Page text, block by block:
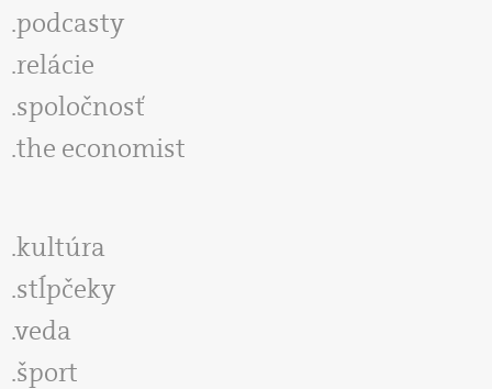
podcasty
relácie
spoločnosť
the economist
kultúra
stĺpčeky
veda
šport